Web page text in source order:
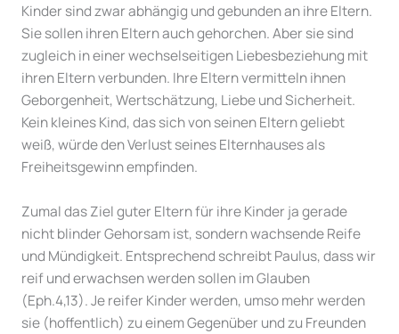
Kinder sind zwar abhängig und gebunden an ihre Eltern.
Sie sollen ihren Eltern auch gehorchen. Aber sie sind
zugleich in einer wechselseitigen Liebesbeziehung mit
ihren Eltern verbunden. Ihre Eltern vermitteln ihnen
Geborgenheit, Wertschätzung, Liebe und Sicherheit.
Kein kleines Kind, das sich von seinen Eltern geliebt
weiß, würde den Verlust seines Elternhauses als
Freiheitsgewinn empfinden.
Zumal das Ziel guter Eltern für ihre Kinder ja gerade
nicht blinder Gehorsam ist, sondern wachsende Reife
und Mündigkeit. Entsprechend schreibt Paulus, dass wir
reif und erwachsen werden sollen im Glauben
(Eph.4,13). Je reifer Kinder werden, umso mehr werden
sie (hoffentlich) zu einem Gegenüber und zu Freunden